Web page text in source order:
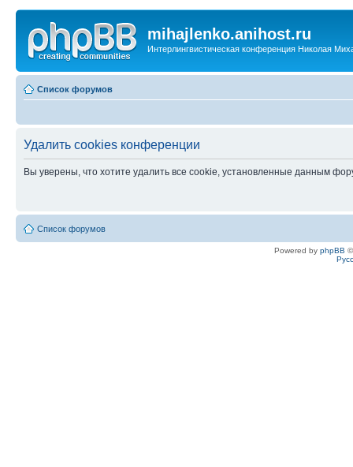
mihajlenko.anihost.ru
Интерлингвистическая конференция Николая
Список форумов
Удалить cookies конференции
Вы уверены, что хотите удалить все cookie, установленные данным
Список форумов
Powered by phpBB